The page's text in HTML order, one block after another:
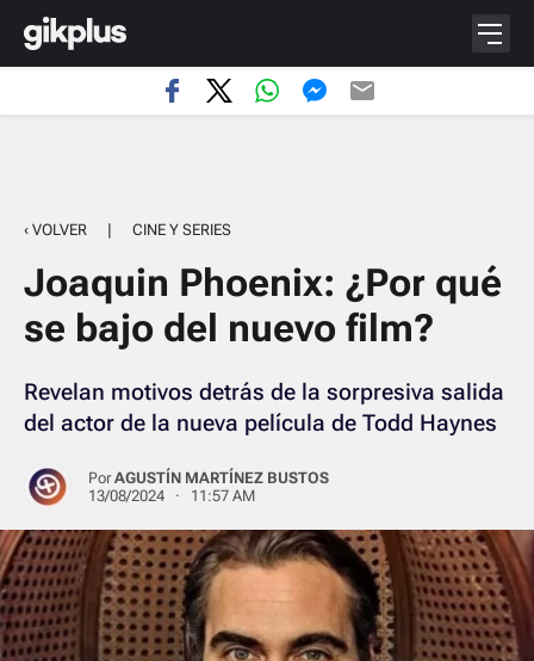
‹ VOLVER | CINE Y SERIES
Joaquin Phoenix: ¿Por qué
se bajo del nuevo film?
Revelan motivos detrás de la sorpresiva salida
del actor de la nueva película de Todd Haynes
PorAGUSTÍN MARTÍNEZ BUSTOS
13/08/2024 · 11:57 AM